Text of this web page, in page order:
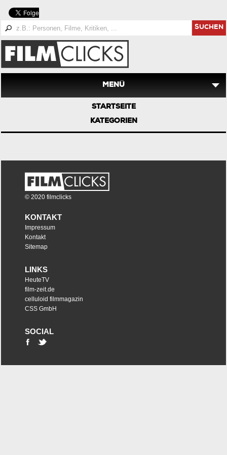
SUCHEN
MENÜ
STARTSEITE
KATEGORIEN
© 2020 filmclicks
KONTAKT
Impressum
Kontakt
Sitemap
LINKS
HeuteTV
film-zeit.de
celluloid filmmagazin
CSS GmbH
SOCIAL